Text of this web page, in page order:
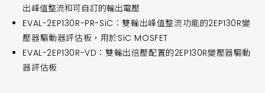
出峰值整流和可自訂的輸出電壓
EVAL-2EP130R-PR-SiC：雙輸出峰值整流功能的2EP130R變
壓器驅動器評估板，用於SiC MOSFET
EVAL-2EP130R-VD：雙輸出倍壓配置的2EP130R變壓器驅動
器評估板